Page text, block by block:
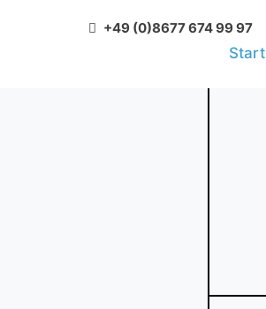
Start
+49 (0)8677 674 99 97